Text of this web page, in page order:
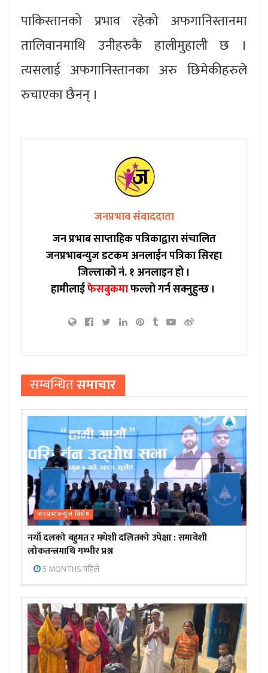
पाकिस्तानको प्रभाव रहेको अफगानिस्तानमा
तालिवानमाथि उनीहरुकै हालीमुहाली छ ।
त्यसलाई अफगानिस्तानका अरु छिमेकीहरुले
रुचाएका छैनन् ।
जनप्रभाव संवाददाता
जन प्रभाब साप्ताहिक पत्रिकाद्वारा संचालित
जनप्रभाबन्युज डटकम अनलाईन पत्रिका सिरहा
जिल्लाको नं. १ अनलाइन हो ।
हामीलाईफेसबुकमाफल्लो गर्न सक्नुहुन्छ ।
सम्बन्धितसमाचार
जनप्रभाबन्युज विशेष
नयाँ दलको बहुमत र मधेशी दलितको उपेक्षा : समावेशी
लोकतन्त्रमाथि गम्भीर प्रश्न
5 MONTHS पहिले